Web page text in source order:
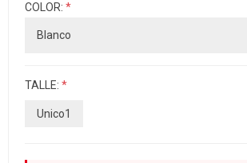
COLOR: *
TALLE: *
Unico1